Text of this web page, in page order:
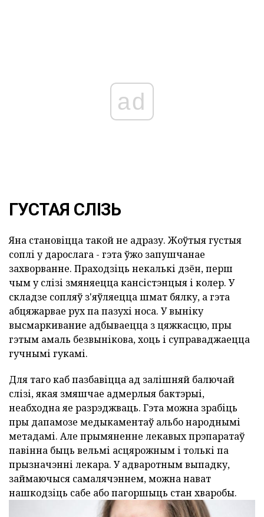
ad
ГУСТАЯ СЛІЗЬ
Яна становіцца такой не адразу. Жоўтыя густыя
соплі у дарослага - гэта ўжо запушчанае
захворванне. Праходзіць некалькі дзён, перш
чым у слізі змяняецца кансістэнцыя і колер. У
складзе сопляў з'яўляецца шмат бялку, а гэта
абцяжарвае рух па пазухі носа. У выніку
высмаркивание адбываецца з цяжкасцю, пры
гэтым амаль безвынікова, хоць і суправаджаецца
гучнымі гукамі.
Для таго каб пазбавіцца ад залішняй балючай
слізі, якая змяшчае адмерлыя бактэрыі,
неабходна яе разрэджваць. Гэта можна зрабіць
пры дапамозе медыкаментаў альбо народнымі
метадамі. Але прымяненне лекавых прэпаратаў
павінна быць вельмі асцярожным і толькі па
прызначэнні лекара. У адваротным выпадку,
займаючыся самалячэннем, можна нават
нашкодзіць сабе або пагоршыць стан хваробы.